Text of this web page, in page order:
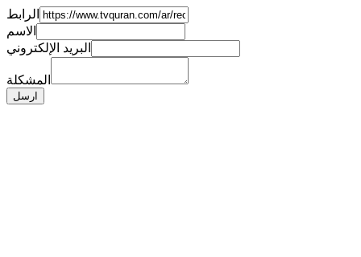
الرابط
الاسم
البريد الإلكتروني
المشكلة
ارسل